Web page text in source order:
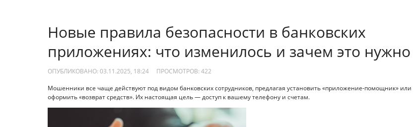
Новые правила безопасности в банковских
приложениях: что изменилось и зачем это нужно
ОПУБЛИКОВАНО: 03.11.2025, 18:24 ПРОСМОТРОВ: 422
Мошенники все чаще действуют под видом банковских сотрудников, предлагая установить «приложение-помощник» или
оформить «возврат средств». Их настоящая цель — доступ к вашему телефону и счетам.